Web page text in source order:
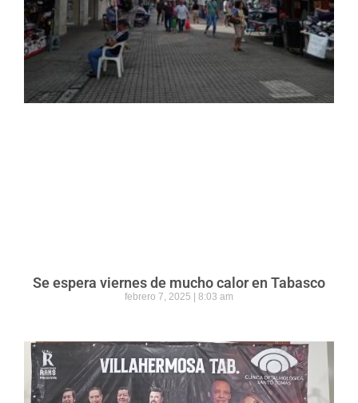
Se espera viernes de mucho calor en Tabasco
febrero 7, 2025 8:03 am